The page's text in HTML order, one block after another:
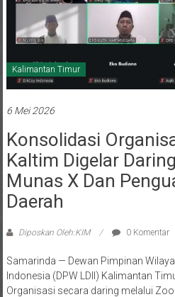
Kalimantan Timur
6 Mei 2026
Konsolidasi
Kaltim Digelar
Munas X Dan
Daerah
Diposkan Oleh:KIM 0 Komentar
Samarinda — Dewan Pimpinan
Indonesia (DPW LDII) Kalimantan
Organisasi secara daring melalui